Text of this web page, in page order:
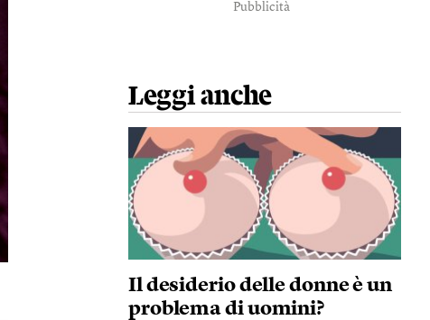
Pubblicità
Leggi anche
Il desiderio delle donne è un
problema di uomini?